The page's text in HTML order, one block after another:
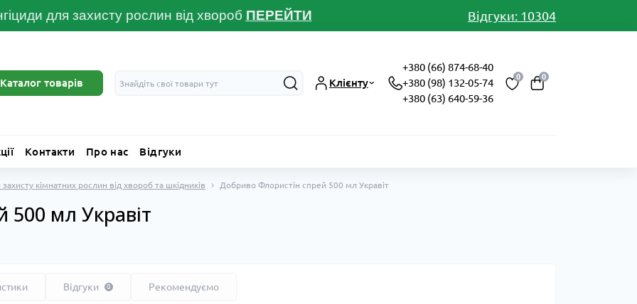
для захисту рослин від хвороб ПЕРЕЙТИ Відгуки: 10304
Каталог товарів Клієнту
+380 (66) 874-68-40
+380 (98) 132-05-74
+380 (63) 640-59-36
0 0
Контакти Про нас Відгуки
кімнатних рослин від хвороб та шкідників Добриво Флористін спрей 500 мл Укравіт
500 мл Укравіт
Відгуки 0 Рекомендуємо